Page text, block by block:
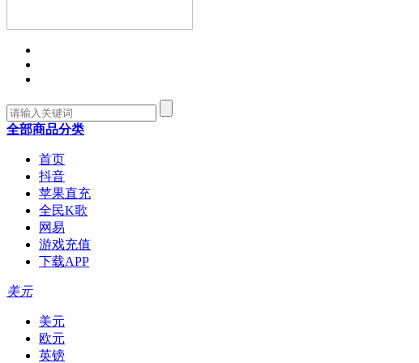
全部商品分类
首页
抖音
苹果直充
全民K歌
网易
游戏充值
下载APP
美元
美元
欧元
英镑